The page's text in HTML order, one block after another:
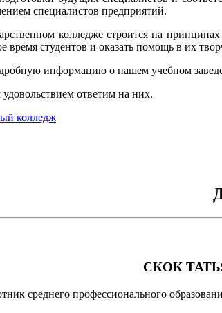
специалистов предприятий.
колледже строится на
время студентов и оказать помощь в их
информацию о нашем учебном
ответим на них.
колледж
СКОК
среднего профессионального